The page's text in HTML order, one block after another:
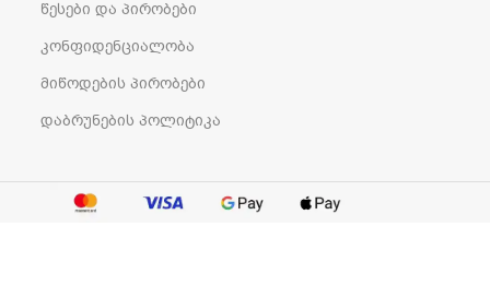
წესები და პირობები
კონფიდენციალობა
მიწოდების პირობები
დაბრუნების პოლიტიკა